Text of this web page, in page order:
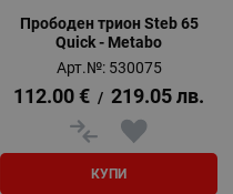
Прободен трион Steb 65
Quick - Metabo
Арт.№: 530075
112.00 € / 219.05 лв.
КУПИ